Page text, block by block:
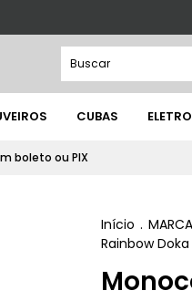
CUBAS
boleto ou PIX
Início .
Rainbow Doka